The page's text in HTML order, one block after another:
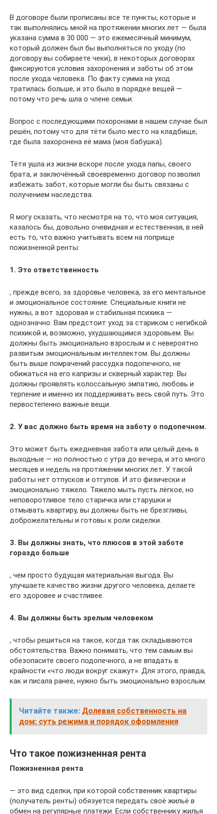
В договоре были прописаны все те пункты, которые и
так выполнялись мной на протяжении многих лет — была
указана сумма в 30 000 — это ежемесячный минимум,
который должен был бы выполняться по уходу (по
договору вы собираете чеки), в некоторых договорах
фиксируются условия захоронения и заботы об этом
после ухода человека. По факту сумма на уход
тратилась больше, и это было в порядке вещей —
потому что речь шла о члене семьи.
Вопрос с последующими похоронами в нашем случае был
решён, потому что для тёти было место на кладбище,
где была захоронена её мама (моя бабушка).
Тётя ушла из жизни вскоре после ухода папы, своего
брата, и заключённый своевременно договор позволил
избежать забот, которые могли бы быть связаны с
получением наследства.
Я могу сказать, что несмотря на то, что моя ситуация,
казалось бы, довольно очевидная и естественная, в ней
есть то, что важно учитывать всем на поприще
пожизненной ренты:
1. Это ответственность
, прежде всего, за здоровье человека, за его ментальное
и эмоциональное состояние. Специальные книги не
нужны, а вот здоровая и стабильная психика —
однозначно. Вам предстоит уход за стариком с негибкой
психикой и, возможно, ухудшающимся здоровьем. Вы
должны быть эмоционально взрослым и с невероятно
развитым эмоциональным интеллектом. Вы должны
быть выше помрачений рассудка подопечного, не
обижаться на его капризы и скверный характер. Вы
должны проявлять колоссальную эмпатию, любовь и
терпение и именно их поддерживать весь свой путь. Это
первостепенно важные вещи.
2. У вас должно быть время на заботу о подопечном.
Это может быть ежедневная забота или целый день в
выходные — но полностью с утра до вечера, и это много
месяцев и недель на протяжении многих лет. У такой
работы нет отпусков и отгулов. И это физически и
эмоционально тяжело. Тяжело мыть пусть лёгкое, но
неповоротливое тело старичка или старушки и
отмывать квартиру, вы должны быть не брезгливы,
доброжелательны и готовы к роли сиделки.
3. Вы должны знать, что плюсов в этой заботе
гораздо больше
, чем просто будущая материальная выгода. Вы
улучшаете качество жизни другого человека, делаете
его здоровее и счастливее.
4. Вы должны быть зрелым человеком
, чтобы решиться на такое, когда так складываются
обстоятельства. Важно понимать, что тем самым вы
обезопасите своего подопечного, а не впадать в
крайности «что люди вокруг скажут». Для этого, правда,
как и писала ранее, нужно быть эмоционально взрослым.
Читайте также: Долевая собственность на
дом: суть режима и порядок оформления
Что такое пожизненная рента
Пожизненная рента
— это вид сделки, при которой собственник квартиры
(получатель ренты) обязуется передать своё жильё в
обмен на регулярные платежи. Если собственнику жилья